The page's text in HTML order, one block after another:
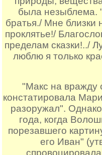
была
братья./ Мне близки
проклятье!/
пределам сказки!../
люблю я только
"Макс на вражду
констатировала
разоружал".
года, когда
порезавшего
его Иван"